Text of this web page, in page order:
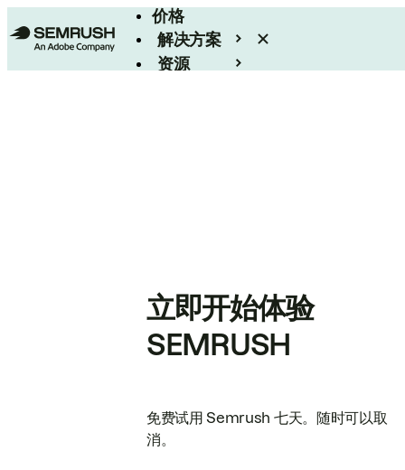
价格
解决方案
资源
立即开始体验
SEMRUSH
免费试用 Semrush 七天。随时可以取
消。